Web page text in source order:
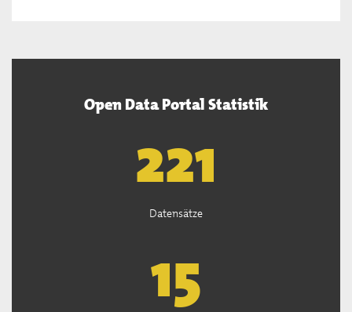
Open Data Portal Statistik
222
Datensätze
15